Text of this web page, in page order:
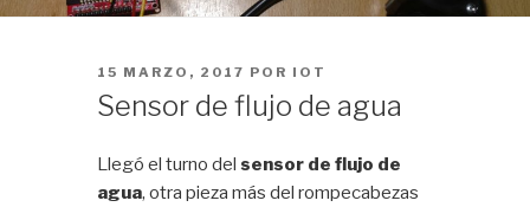
PUBLICADO
EL
15 MARZO, 2017 POR IOT
Sensor de flujo de agua
Llegó el turno delsensor de flujo de
agua, otra pieza más del rompecabezas